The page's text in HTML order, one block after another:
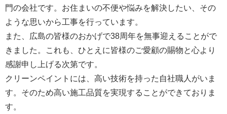
門の会社です。お住まいの不便や悩みを解決したい、その
ような思いから工事を行っています。
また、広島の皆様のおかげで38周年を無事迎えることがで
きました。これも、ひとえに皆様のご愛顧の賜物と心より
感謝申し上げる次第です。
クリーンペイントには、高い技術を持った自社職人がいま
す。そのため高い施工品質を実現することができておりま
す。